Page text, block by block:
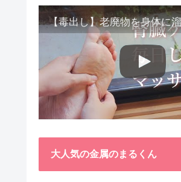
大人気の金属のまるくん